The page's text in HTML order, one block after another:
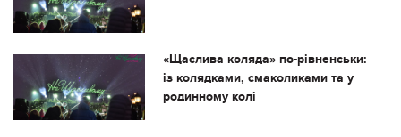
«Щаслива коляда» по-рівненськи:
із колядками, смаколиками та у
родинному колі